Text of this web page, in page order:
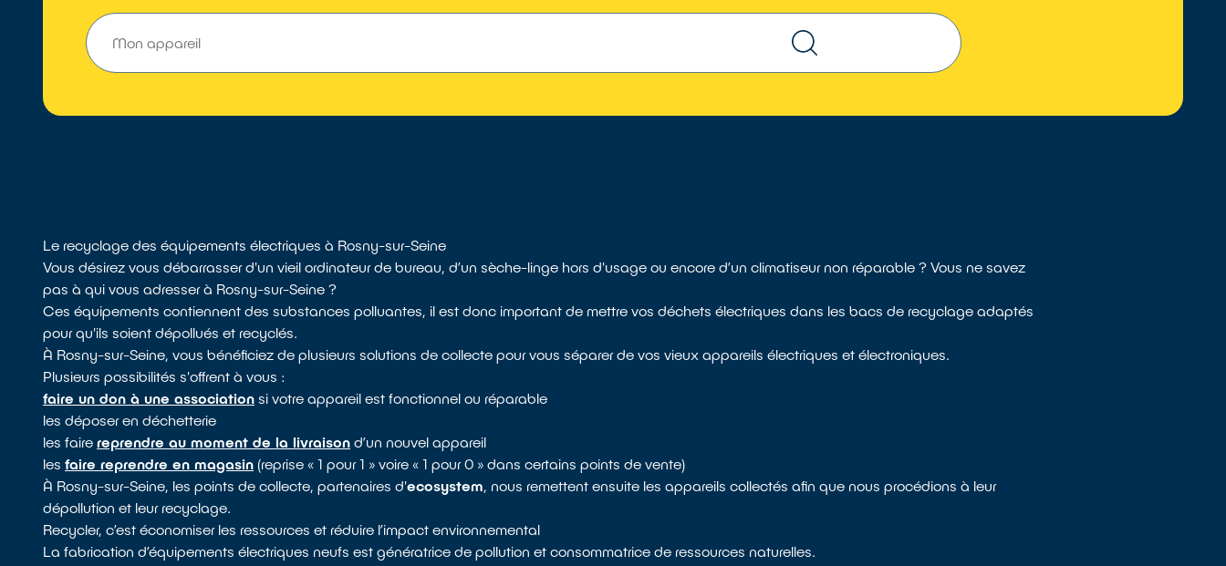
Le recyclage des équipements électriques à Rosny-sur-Seine
Vous désirez vous débarrasser d'un vieil ordinateur de bureau, d’un sèche-linge hors d'usage ou encore d’un climatiseur non réparable ? Vous ne savez
pas à qui vous adresser à Rosny-sur-Seine ?
Ces équipements contiennent des substances polluantes, il est donc important de mettre vos déchets électriques dans les bacs de recyclage adaptés
pour qu'ils soient dépollués et recyclés.
À Rosny-sur-Seine, vous bénéficiez de plusieurs solutions de collecte pour vous séparer de vos vieux appareils électriques et électroniques.
Plusieurs possibilités s'offrent à vous :
faire un don à une association si votre appareil est fonctionnel ou réparable
les déposer en déchetterie
les fairereprendre au moment de la livraison d’un nouvel appareil
lesfaire reprendre en magasin (reprise « 1 pour 1 » voire « 1 pour 0 » dans certains points de vente)
À Rosny-sur-Seine, les points de collecte, partenaires d'ecosystem, nous remettent ensuite les appareils collectés afin que nous procédions à leur
dépollution et leur recyclage.
Recycler, c’est économiser les ressources et réduire l’impact environnemental
La fabrication d’équipements électriques neufs est génératrice de pollution et consommatrice de ressources naturelles.